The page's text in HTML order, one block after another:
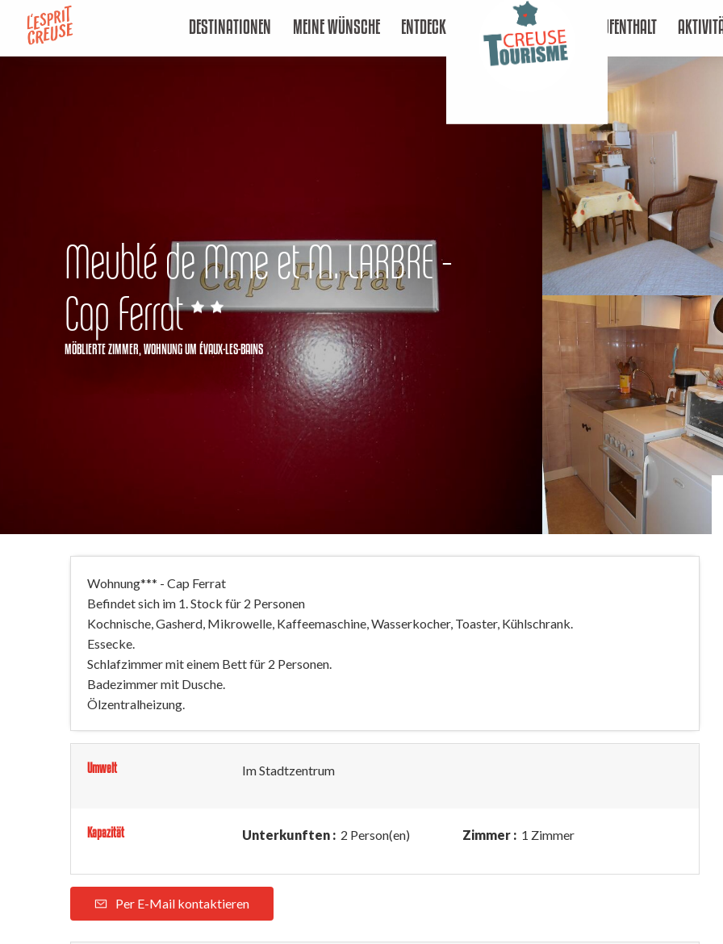
contenu
DESTINATIONEN MEINE WÜNSCHE ENTDECKEN AUFENTHALT
Meublé de Mme et M. LARBRE -
Cap Ferrat
MÖBLIERTE ZIMMER, WOHNUNGUM ÉVAUX-LES-BAINS
Wohnung*** - Cap Ferrat
Befindet sich im 1. Stock für 2 Personen
Kochnische, Gasherd, Mikrowelle, Kaffeemaschine, Wasserkocher, Toaster, Kühlschrank.
Essecke.
Schlafzimmer mit einem Bett für 2 Personen.
Badezimmer mit Dusche.
Ölzentralheizung.
Umwelt Im Stadtzentrum
Kapazität Unterkunften : 2 Person(en) Zimmer : 1 Zimmer
Per E-Mail kontaktieren